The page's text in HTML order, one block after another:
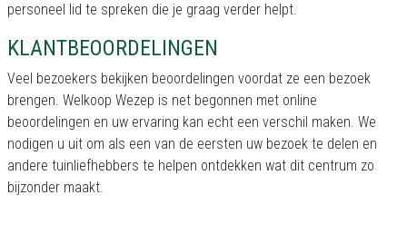
personeel lid te spreken die je graag verder helpt.
KLANTBEOORDELINGEN
Veel bezoekers bekijken beoordelingen voordat ze een bezoek
brengen. Welkoop Wezep is net begonnen met online
beoordelingen en uw ervaring kan echt een verschil maken. We
nodigen u uit om als een van de eersten uw bezoek te delen en
andere tuinliefhebbers te helpen ontdekken wat dit centrum zo
bijzonder maakt.